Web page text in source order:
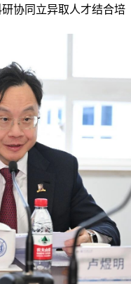
协同立异取人才结合培